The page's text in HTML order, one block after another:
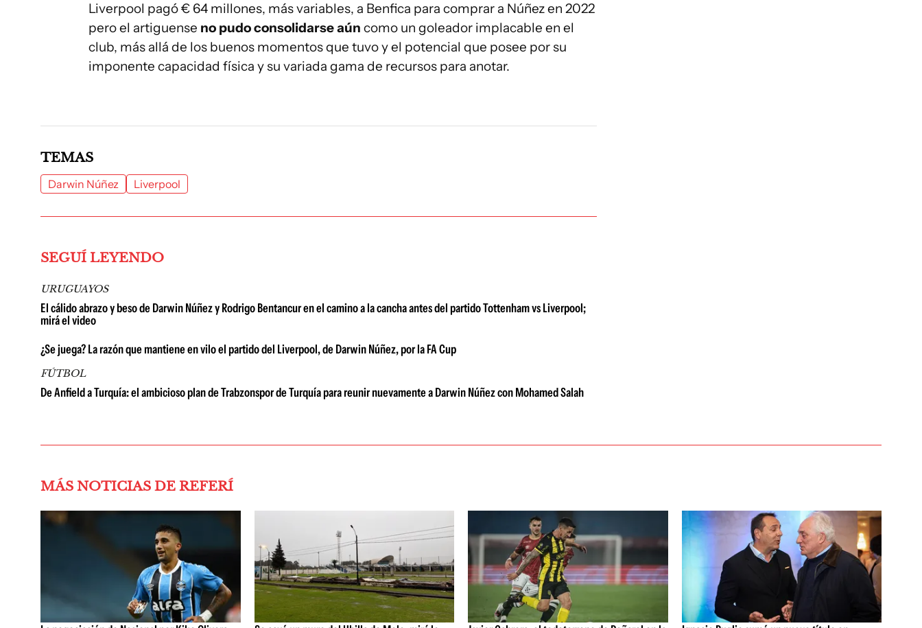
Liverpool pagó € 64 millones, más variables, a Benfica para comprar a Núñez en 2022
pero el artiguense no pudo consolidarse aún como un goleador implacable en el
club, más allá de los buenos momentos que tuvo y el potencial que posee por su
imponente capacidad física y su variada gama de recursos para anotar.
TEMAS
Darwin Núñez Liverpool
SEGUÍ LEYENDO
URUGUAYOS
El cálido abrazo y beso de Darwin Núñez y Rodrigo Bentancur en el camino a la cancha antes del partido Tottenham vs Liverpool;
mirá el video
¿Se juega? La razón que mantiene en vilo el partido del Liverpool, de Darwin Núñez, por la FA Cup
FÚTBOL
De Anfield a Turquía: el ambicioso plan de Trabzonspor de Turquía para reunir nuevamente a Darwin Núñez con Mohamed Salah
MÁS NOTICIAS DE REFERÍ